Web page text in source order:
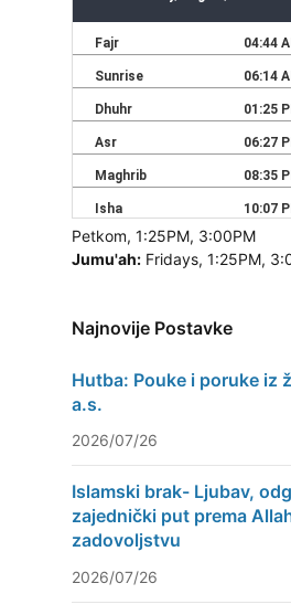
Petkom, 1:25PM, 3:00PM
Jumu'ah: Fridays, 1:25PM,
Najnovije Postavke
Hutba: Pouke i poruke iz
a.s.
2026/07/26
Islamski brak- Ljubav,
zajednički put prema
zadovoljstvu
2026/07/26